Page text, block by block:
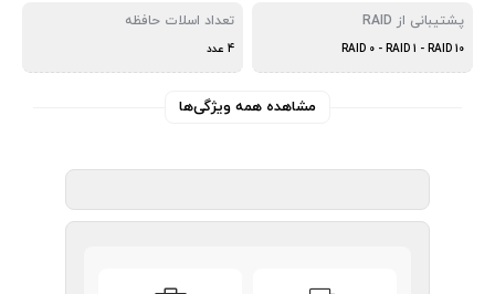
پشتیبانی از RAID
RAID 0 - RAID 1 - RAID 10
تعداد اسلات حافظه
4 عدد
مشاهده همه ویژگی‌ها